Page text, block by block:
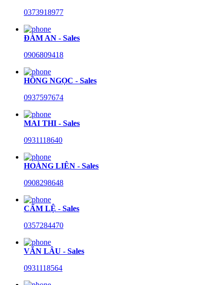
0373918977
ĐÀM AN - Sales
0906809418
HỒNG NGỌC - Sales
0937597674
MAI THI - Sales
0931118640
HOÀNG LIÊN - Sales
0908298648
CẨM LỆ - Sales
0357284470
VĂN LÂU - Sales
0931118564